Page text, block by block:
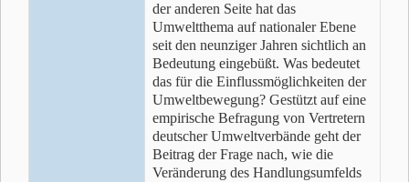
der anderen Seite hat das
Umweltthema auf nationaler Ebene
seit den neunziger Jahren sichtlich an
Bedeutung eingebüßt. Was bedeutet
das für die Einflussmöglichkeiten der
Umweltbewegung? Gestützt auf eine
empirische Befragung von Vertretern
deutscher Umweltverbände geht der
Beitrag der Frage nach, wie die
Veränderung des Handlungsumfelds